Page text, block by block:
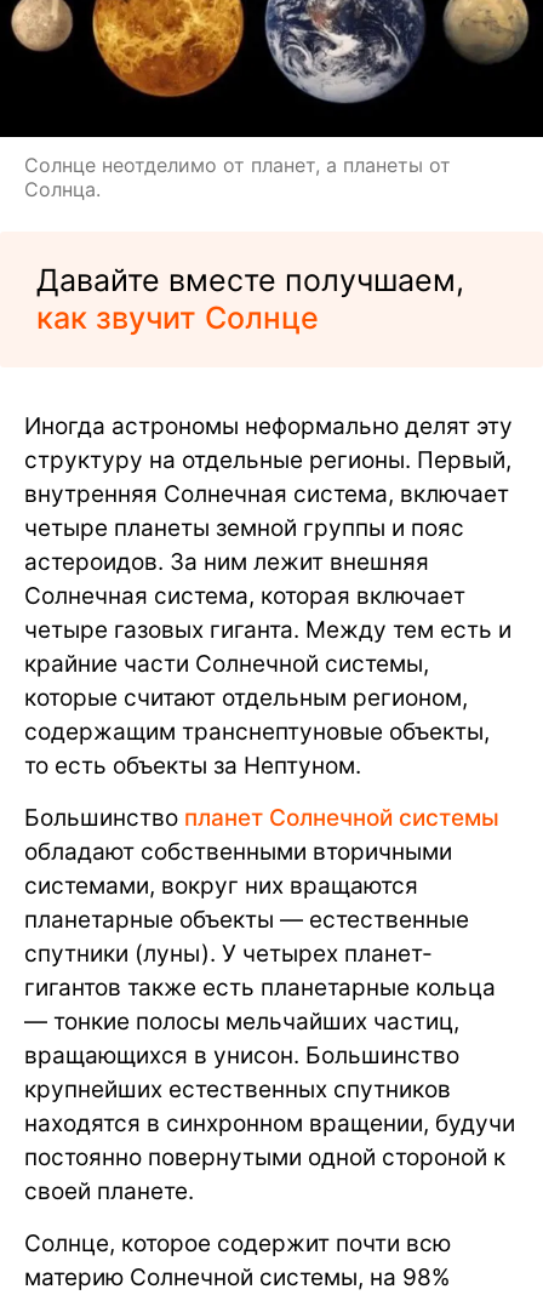
Солнце неотделимо от планет, а планеты от
Солнца.
Давайте вместе получшаем,
как звучит Солнце
Иногда астрономы неформально делят эту
структуру на отдельные регионы. Первый,
внутренняя Солнечная система, включает
четыре планеты земной группы и пояс
астероидов. За ним лежит внешняя
Солнечная система, которая включает
четыре газовых гиганта. Между тем есть и
крайние части Солнечной системы,
которые считают отдельным регионом,
содержащим транснептуновые объекты,
то есть объекты за Нептуном.
Большинство планет Солнечной системы
обладают собственными вторичными
системами, вокруг них вращаются
планетарные объекты — естественные
спутники (луны). У четырех планет-
гигантов также есть планетарные кольца
— тонкие полосы мельчайших частиц,
вращающихся в унисон. Большинство
крупнейших естественных спутников
находятся в синхронном вращении, будучи
постоянно повернутыми одной стороной к
своей планете.
Солнце, которое содержит почти всю
материю Солнечной системы, на 98%